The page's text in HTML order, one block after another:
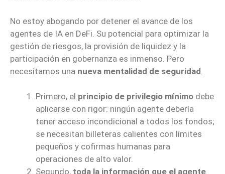
No estoy abogando por detener el avance de los
agentes de IA en DeFi. Su potencial para optimizar la
gestión de riesgos, la provisión de liquidez y la
participación en gobernanza es inmenso. Pero
necesitamos una nueva mentalidad de seguridad
Primero, el principio de privilegio mínimo debe
aplicarse con rigor: ningún agente debería
tener acceso incondicional a todos los fondos;
se necesitan billeteras calientes con límites
pequeños y cofirmas humanas para
operaciones de alto valor.
Segundo, toda la información que el agente